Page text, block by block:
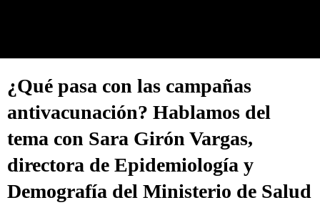
¿Qué pasa con las campañas
antivacunación? Hablamos del
tema con Sara Girón Vargas,
directora de Epidemiología y
Demografía del Ministerio de Salud